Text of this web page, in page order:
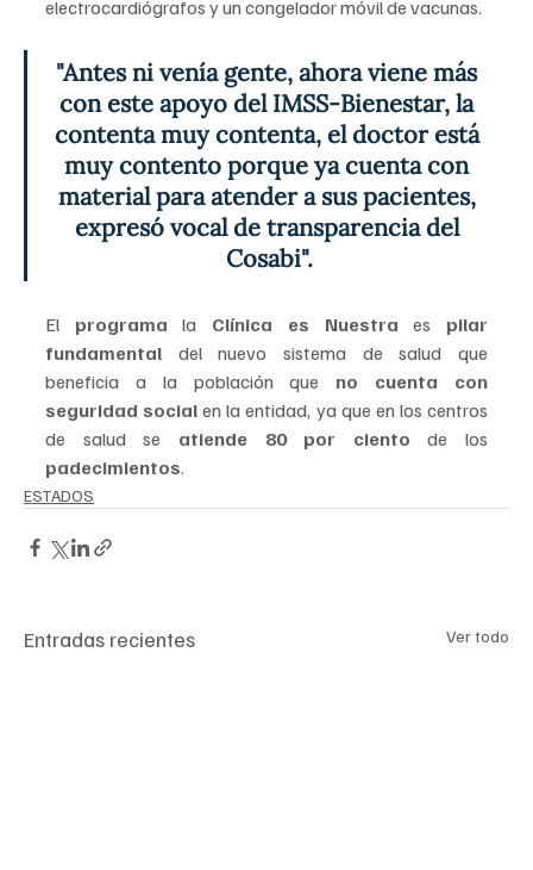
electrocardiógrafos y un congelador móvil de vacunas.
"Antes ni venía gente, ahora viene más
con este apoyo del IMSS-Bienestar, la
contenta muy contenta, el doctor está
muy contento porque ya cuenta con
material para atender a sus pacientes,
expresó vocal de transparencia del
Cosabi".
El programa la Clínica es Nuestra es pilar
fundamental del nuevo sistema de salud que
beneficia a la población que no cuenta con
seguridad social en la entidad, ya que en los centros
de salud se atiende 80 por ciento de los
padecimientos.
ESTADOS
Entradas recientes Ver todo